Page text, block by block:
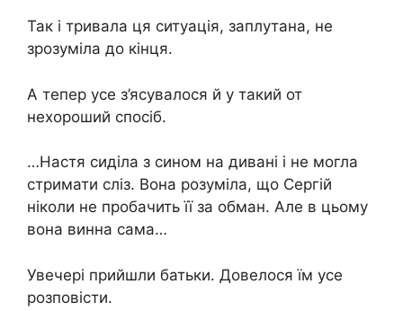
Так і тривала ця ситуація, заплутана, не
зрозуміла до кінця.
А тепер усе з’ясувалося й у такий от
нехороший спосіб.
…Настя сиділа з сином на дивані і не могла
стримати сліз. Вона розуміла, що Сергій
ніколи не пробачить її за обман. Але в цьому
вона винна сама…
Увечері прийшли батьки. Довелося їм усе
розповісти.